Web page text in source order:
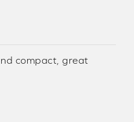
compact, great